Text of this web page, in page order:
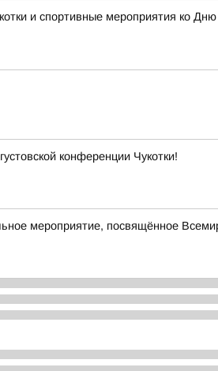
и спортивные мероприятия ко Дню
конференции Чукотки!
мероприятие, посвящённое